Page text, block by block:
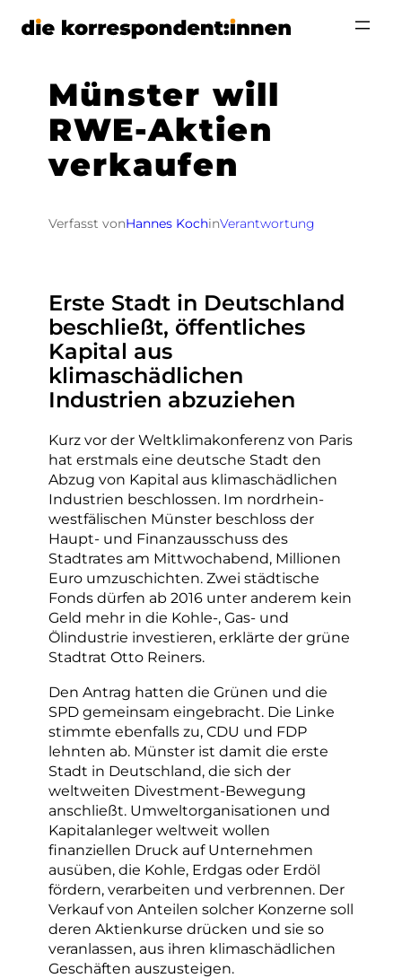
Zum
Münster will
RWE-Aktien
verkaufen
Verfasst vonHannes KochinVerantwortung
Erste Stadt in Deutschland
beschließt, öffentliches
Kapital aus
klimaschädlichen
Industrien abzuziehen
Kurz vor der Weltklimakonferenz von Paris
hat erstmals eine deutsche Stadt den
Abzug von Kapital aus klimaschädlichen
Industrien beschlossen. Im nordrhein-
westfälischen Münster beschloss der
Haupt- und Finanzausschuss des
Stadtrates am Mittwochabend, Millionen
Euro umzuschichten. Zwei städtische
Fonds dürfen ab 2016 unter anderem kein
Geld mehr in die Kohle-, Gas- und
Ölindustrie investieren, erklärte der grüne
Stadtrat Otto Reiners.
Den Antrag hatten die Grünen und die
SPD gemeinsam eingebracht. Die Linke
stimmte ebenfalls zu, CDU und FDP
lehnten ab. Münster ist damit die erste
Stadt in Deutschland, die sich der
weltweiten Divestment-Bewegung
anschließt. Umweltorganisationen und
Kapitalanleger weltweit wollen
finanziellen Druck auf Unternehmen
ausüben, die Kohle, Erdgas oder Erdöl
fördern, verarbeiten und verbrennen. Der
Verkauf von Anteilen solcher Konzerne soll
deren Aktienkurse drücken und sie so
veranlassen, aus ihren klimaschädlichen
Geschäften auszusteigen.